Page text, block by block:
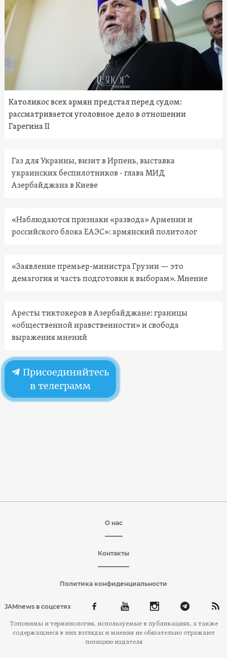
Католикос всех армян предстал перед судом:
рассматривается уголовное дело в отношении
Гарегина II
Газ для Украины, визит в Ирпень, выставка
украинских беспилотников - глава МИД
Азербайджана в Киеве
«Наблюдаются признаки «развода» Армении и
российского блока ЕАЭС»: армянский политолог
«Заявление премьер-министра Грузии — это
демагогия и часть подготовки к выборам». Мнение
Аресты тиктокеров в Азербайджане: границы
«общественной нравственности» и свобода
выражения мнений
Присоединяйтесь
в телеграмм
О нас
Контакты
Политика конфиденциальности
JAMnews в соцсетях
Топонимы и терминология, используемые в публикациях, а также
содержащиеся в них взгляды и мнения не обязательно отражают
позицию издателя